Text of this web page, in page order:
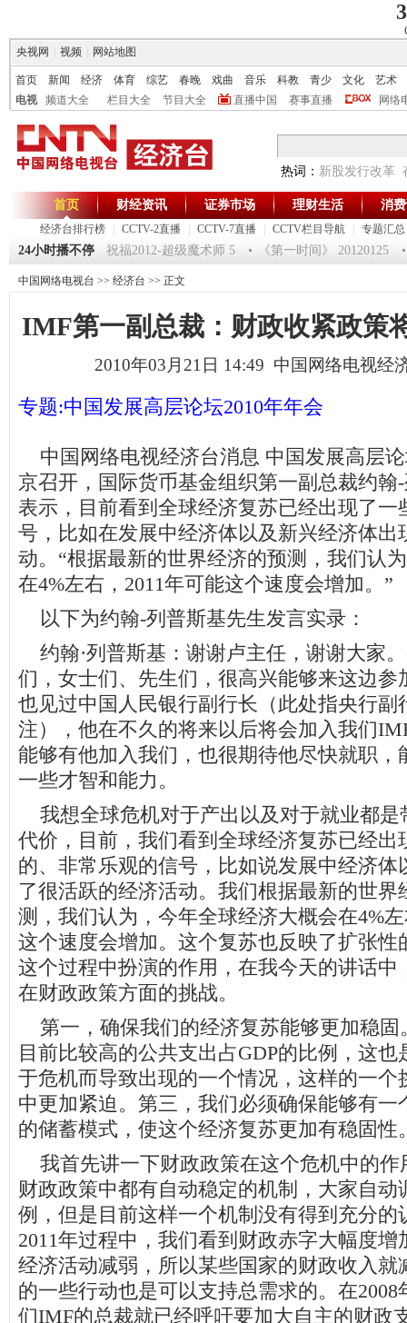
央视网
视频 网站地图
首页 新闻 经济 体育 综艺 春晚 戏曲 音乐 科教 青少 文化
艺术
电视
频道大全 栏目大全 节目大全 直播中国 赛事直播 网络
热词： 新股发行改革
首页
经济台排行榜 CCTV-2直播 CCTV-7直播 CCTV栏目导航 专题汇总
财经资讯 证券市场 理财生活 消
24小时播不停
》20120125 祝福2012-超级魔术师 5 《第一时间》 20120125 [生
中国网络电视台 >> 经济台 >> 正文
IMF第一副总裁：财政收紧政策
2010年03月21日 14:49 中国网络电视经
专题:中国发展高层论坛2010年年会
中国网络电视经济台消息 中国发展高层论
京召开，国际货币基金组织第一副总裁约翰
表示，目前看到全球经济复苏已经出现了一
号，比如在发展中经济体以及新兴经济体出
动。“根据最新的世界经济的预测，我们认
在4%左右，2011年可能这个速度会增加。”
以下为约翰-列普斯基先生发言实录：
约翰·列普斯基：谢谢卢主任，谢谢大家
们，女士们、先生们，很高兴能够来这边参
也见过中国人民银行副行长（此处指央行副
注），他在不久的将来以后将会加入我们
能够有他加入我们，也很期待他尽快就职，
一些才智和能力。
我想全球危机对于产出以及对于就业都是
代价，目前，我们看到全球经济复苏已经出
的、非常乐观的信号，比如说发展中经济体
了很活跃的经济活动。我们根据最新的世界
测，我们认为，今年全球经济大概会在4%
这个速度会增加。这个复苏也反映了扩张性
这个过程中扮演的作用，在我今天的讲话中
在财政政策方面的挑战。
第一，确保我们的经济复苏能够更加稳固
目前比较高的公共支出占GDP的比例，这
于危机而导致出现的一个情况，这样的一个
中更加紧迫。第三，我们必须确保能够有一
的储蓄模式，使这个经济复苏更加有稳固性
我首先讲一下财政政策在这个危机中的作
财政政策中都有自动稳定的机制，大家自动
例，但是目前这样一个机制没有得到充分的
2011年过程中，我们看到财政赤字大幅度
经济活动减弱，所以某些国家的财政收入就
的一些行动也是可以支持总需求的。在2008
们IMF的总裁就已经呼吁要加大自主的财政